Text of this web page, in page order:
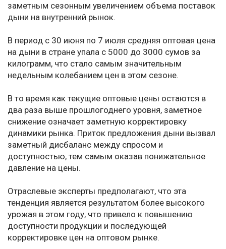
заметным сезонным увеличением объема поставок
дыни на внутренний рынок.
В период с 30 июня по 7 июля средняя оптовая цена
на дыни в стране упала с 5000 до 3000 сумов за
килограмм, что стало самым значительным
недельным колебанием цен в этом сезоне.
В то время как текущие оптовые цены остаются в
два раза выше прошлогоднего уровня, заметное
снижение означает заметную корректировку
динамики рынка. Приток предложения дыни вызвал
заметный дисбаланс между спросом и
доступностью, тем самым оказав понижательное
давление на цены.
Отраслевые эксперты предполагают, что эта
тенденция является результатом более высокого
урожая в этом году, что привело к повышению
доступности продукции и последующей
корректировке цен на оптовом рынке.